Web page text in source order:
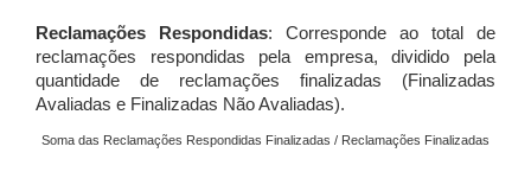
Reclamações Respondidas: Corresponde ao total de
reclamações respondidas pela empresa, dividido pela
quantidade de reclamações finalizadas (Finalizadas
Avaliadas e Finalizadas Não Avaliadas).
Soma das Reclamações Respondidas Finalizadas / Reclamações Finalizadas